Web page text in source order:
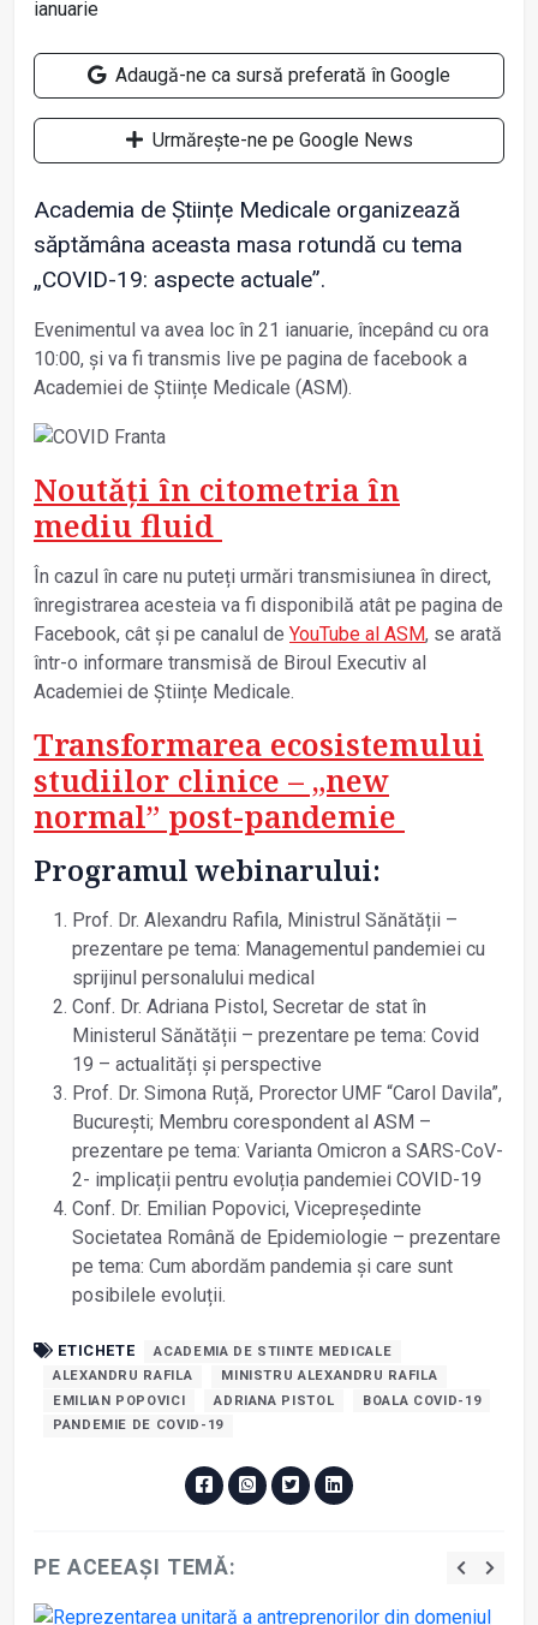
Adaugă-ne ca sursă preferată în Google
Urmărește-ne pe Google News
Academia de Științe Medicale organizează
săptămâna aceasta masa rotundă cu tema
„COVID-19: aspecte actuale”.
Evenimentul va avea loc în 21 ianuarie, începând cu ora
10:00, și va fi transmis live pe pagina de facebook a
Academiei de Științe Medicale (ASM).
Noutăți în citometria în
mediu fluid
În cazul în care nu puteți urmări transmisiunea în direct,
înregistrarea acesteia va fi disponibilă atât pe pagina de
Facebook, cât și pe canalul de YouTube al ASM, se arată
într-o informare transmisă de Biroul Executiv al
Academiei de Științe Medicale.
Transformarea ecosistemului
studiilor clinice – „new
normal” post-pandemie
Programul webinarului:
Prof. Dr. Alexandru Rafila, Ministrul Sănătății –
prezentare pe tema: Managementul pandemiei cu
sprijinul personalului medical
Conf. Dr. Adriana Pistol, Secretar de stat în
Ministerul Sănătății – prezentare pe tema: Covid
19 – actualități și perspective
Prof. Dr. Simona Ruță, Prorector UMF “Carol Davila”,
București; Membru corespondent al ASM –
prezentare pe tema: Varianta Omicron a SARS-CoV-
2- implicații pentru evoluția pandemiei COVID-19
Conf. Dr. Emilian Popovici, Vicepreședinte
Societatea Română de Epidemiologie – prezentare
pe tema: Cum abordăm pandemia și care sunt
posibilele evoluții.
ETICHETE
ACADEMIA DE STIINTE MEDICALE
ALEXANDRU RAFILA
MINISTRU ALEXANDRU RAFILA
EMILIAN POPOVICI
ADRIANA PISTOL
BOALA COVID-19
PANDEMIE DE COVID-19
PE ACEEAȘI TEMĂ: